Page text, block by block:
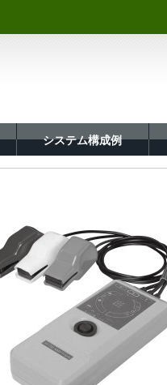
システム構成例